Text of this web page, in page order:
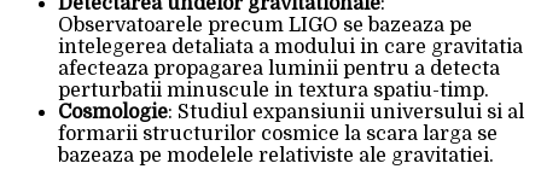
Observatoarele precum LIGO se bazeaza pe
intelegerea detaliata a modului in care gravitatia
afecteaza propagarea luminii pentru a detecta
perturbatii minuscule in textura spatiu-timp.
Cosmologie: Studiul expansiunii universului si al
formarii structurilor cosmice la scara larga se
bazeaza pe modelele relativiste ale gravitatiei.